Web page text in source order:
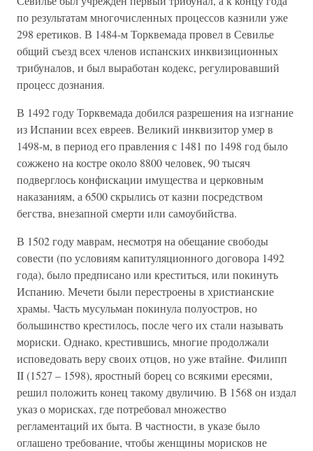
по результатам многочисленных процессов казнили уже
298 еретиков. В 1484-м Торквемада провел в Севилье
общий съезд всех членов испанских инквизиционных
трибуналов, и был выработан кодекс, регулировавший
процесс дознания.
В 1492 году Торквемада добился разрешения на изгнание
из Испании всех евреев. Великий инквизитор умер в
1498-м, в период его правления с 1481 по 1498 год было
сожжено на костре около 8800 человек, 90 тысяч
подверглось конфискации имущества и церковным
наказаниям, а 6500 скрылись от казни посредством
бегства, внезапной смерти или самоубийства.
В 1502 году маврам, несмотря на обещание свободы
совести (по условиям капитуляционного договора 1492
года), было предписано или креститься, или покинуть
Испанию. Мечети были перестроены в христианские
храмы. Часть мусульман покинула полуостров, но
большинство крестилось, после чего их стали называть
мориски. Однако, крестившись, многие продолжали
исповедовать веру своих отцов, но уже втайне. Филипп
II (1527 – 1598), яростный борец со всякими ересями,
решил положить конец такому двуличию. В 1568 он издал
указ о морисках, где потребовал множество
регламентаций их быта. В частности, в указе было
оглашено требование, чтобы женщины морисков не